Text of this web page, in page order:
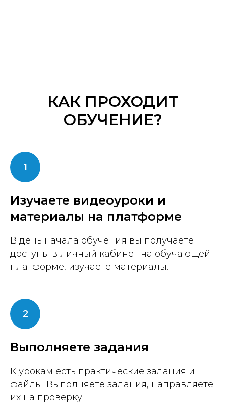
КАК ПРОХОДИТ
ОБУЧЕНИЕ?
Изучаете видеоуроки и
материалы на платформе
В день начала обучения вы получаете
доступы в личный кабинет на обучающей
платформе, изучаете материалы.
Выполняете задания
К урокам есть практические задания и
файлы. Выполняете задания, направляете
их на проверку.